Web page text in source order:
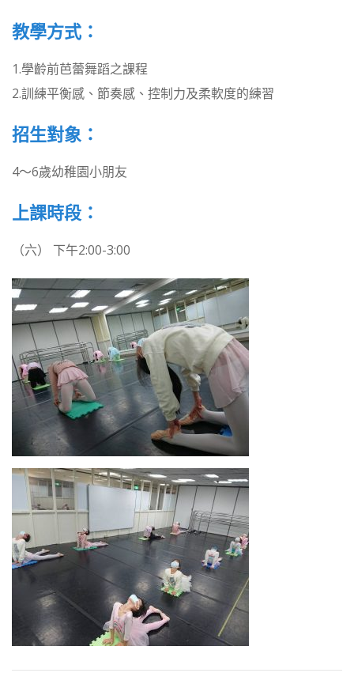
教學方式：
1.學齡前芭蕾舞蹈之課程
2.訓練平衡感、節奏感、控制力及柔軟度的練習
招生對象：
4～6歲幼稚園小朋友
上課時段：
（六） 下午2:00-3:00